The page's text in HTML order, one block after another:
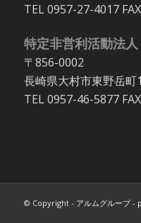
TEL 0957-27-4017
特定非営利活動法
〒856-0002
長崎県大村市東野岳町
TEL 0957-46-5877
© Copyright - アルムグループ-